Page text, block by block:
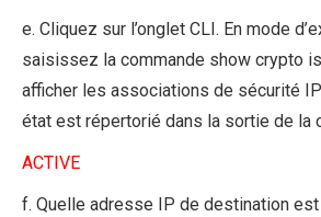
e. Cliquez sur l’onglet CLI. En mode
saisissez la commande show crypto
afficher les associations de sécurité
état est répertorié dans la sortie de la
ACTIVE
f. Quelle adresse IP de destination